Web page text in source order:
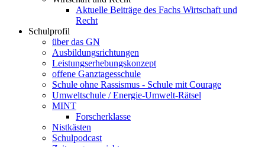
Aktuelle Beiträge des Fachs Wirtschaft und
Recht
Schulprofil
über das GN
Ausbildungsrichtungen
Leistungserhebungskonzept
offene Ganztagesschule
Schule ohne Rassismus - Schule mit Courage
Umweltschule / Energie-Umwelt-Rätsel
MINT
Forscherklasse
Nistkästen
Schulpodcast